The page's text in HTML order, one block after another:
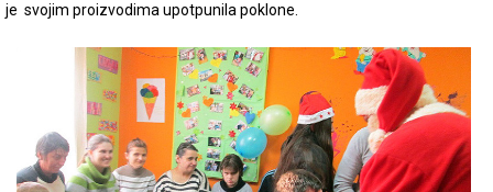
je svojim proizvodima upotpunila poklone.